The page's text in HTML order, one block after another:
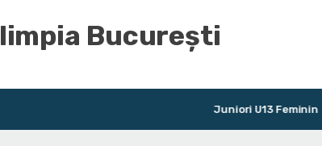
București
Juniori U13 Feminin